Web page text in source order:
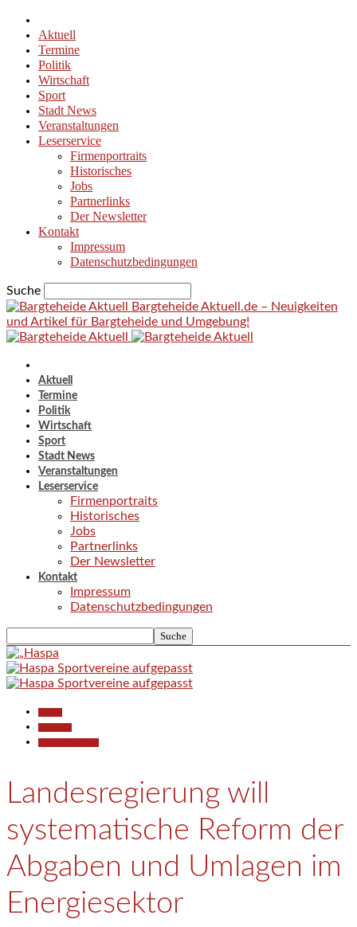
Aktuell
Termine
Politik
Wirtschaft
Sport
Stadt News
Veranstaltungen
Leserservice
Firmenportraits
Historisches
Jobs
Partnerlinks
Der Newsletter
Kontakt
Impressum
Datenschutzbedingungen
Suche
Bargteheide Aktuell.de – Neuigkeiten
und Artikel für Bargteheide und Umgebung!
Aktuell
Termine
Politik
Wirtschaft
Sport
Stadt News
Veranstaltungen
Leserservice
Firmenportraits
Historisches
Jobs
Partnerlinks
Der Newsletter
Kontakt
Impressum
Datenschutzbedingungen
Landesregierung will
systematische Reform der
Abgaben und Umlagen im
Energiesektor